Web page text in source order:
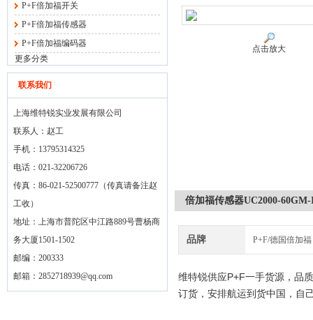
P+F倍加福开关
P+F倍加福传感器
P+F倍加福编码器
更多分类
联系我们
上海维特锐实业发展有限公司
联系人：赵工
手机：13795314325
电话：021-32206726
传真：86-021-52500777（传真请备注赵
工收）
地址：上海市普陀区中江路889号曹杨商
务大厦1501-1502
邮编：200333
邮箱： 2852718939@qq.com
点击放大
倍加福传感器UC2000-
品牌 P+F/德国倍加福
维特锐供应P+F一手货源，品
订货，安排航运到货中国，自